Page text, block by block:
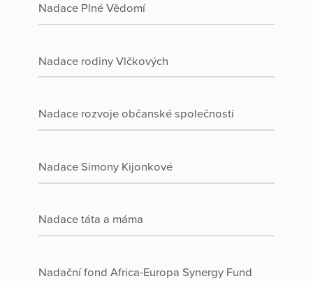
Nadace Plné Vědomí
Nadace rodiny Vlčkových
Nadace rozvoje občanské společnosti
Nadace Simony Kijonkové
Nadace táta a máma
Nadační fond Africa-Europa Synergy Fund